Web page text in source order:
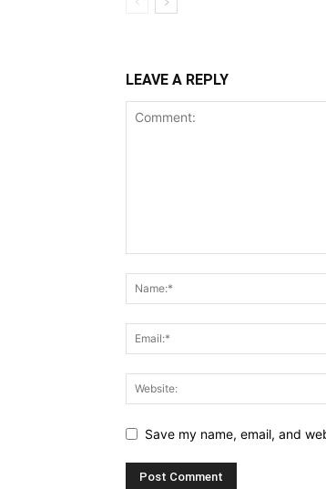
LEAVE A REPLY
Save my name, email, and